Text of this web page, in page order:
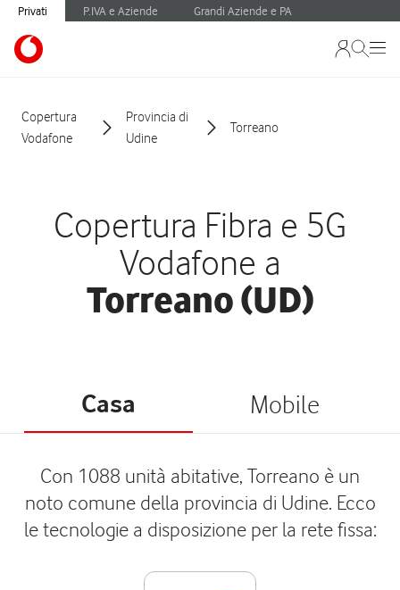
Privati P.IVA e Aziende Grandi Aziende e PA
Copertura
Vodafone
Provincia di
Udine
Torreano
Copertura Fibra e 5G
Vodafone a
Torreano (UD)
Casa Mobile
Con 1088 unità abitative, Torreano è un
noto comune della provincia di Udine. Ecco
le tecnologie a disposizione per la rete fissa: